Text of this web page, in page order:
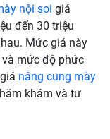
nội soi giá
đến 30 triệu
Mức giá này
mức độ phức
nâng cung mày
khám và tư